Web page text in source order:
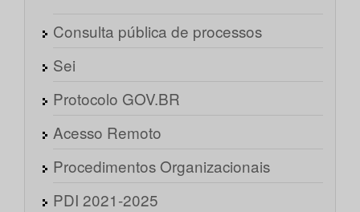
Consulta pública de processos
Sei
Protocolo GOV.BR
Acesso Remoto
Procedimentos Organizacionais
PDI 2021-2025